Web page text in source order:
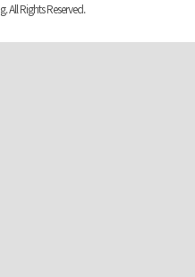
Rights Reserved.